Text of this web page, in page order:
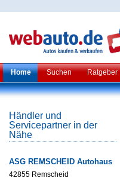
Home Suchen Ratgeber
Händler und
Servicepartner in der
Nähe
ASG REMSCHEID Autohaus
42855 Remscheid